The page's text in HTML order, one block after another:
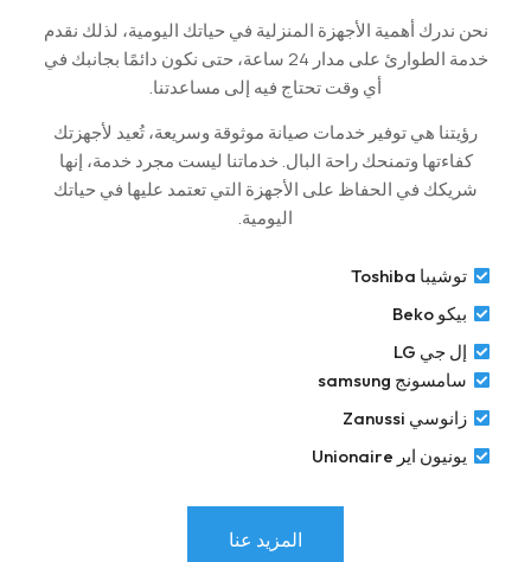
نحن ندرك أهمية الأجهزة المنزلية في حياتك اليومية، لذلك نقدم
خدمة الطوارئ على مدار 24 ساعة، حتى نكون دائمًا بجانبك في
أي وقت تحتاج فيه إلى مساعدتنا.
رؤيتنا هي توفير خدمات صيانة موثوقة وسريعة، تُعيد لأجهزتك
كفاءتها وتمنحك راحة البال. خدماتنا ليست مجرد خدمة، إنها
شريكك في الحفاظ على الأجهزة التي تعتمد عليها في حياتك
اليومية.
توشيبا Toshiba
بيكو Beko
إل جي LG
سامسونج samsung
زانوسي Zanussi
يونيون اير Unionaire
المزيد عنا